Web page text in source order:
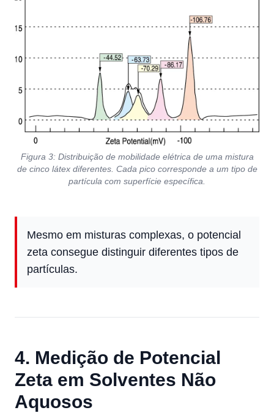
Figura 3: Distribuição de mobilidade elétrica de uma mistura
de cinco látex diferentes. Cada pico corresponde a um tipo de
partícula com superfície específica.
Mesmo em misturas complexas, o potencial
zeta consegue distinguir diferentes tipos de
partículas.
4. Medição de Potencial
Zeta em Solventes Não
Aquosos